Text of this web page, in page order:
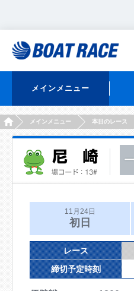
メインメニュー
HOMEメインメニュー 本日のレース
11月24日
初日
レース
締切予定時刻